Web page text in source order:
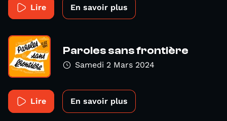
Lire En savoir plus
Paroles sans frontière
Samedi 2 Mars 2024
Lire En savoir plus